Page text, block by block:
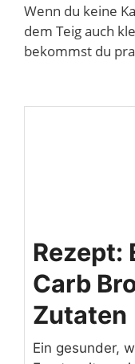
Wenn du keine
dem Teig auch
bekommst du
Rezept:
Carb
Zutaten
Ein gesunder,